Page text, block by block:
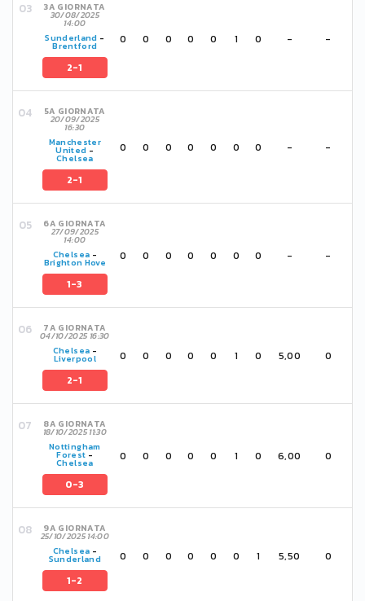
3A GIORNATA
30/08/2025
14:00
Sunderland -
Brentford
2-1
0 0 0 0 0 1 0 - -
5A GIORNATA
20/09/2025
16:30
Manchester
United -
Chelsea
2-1
0 0 0 0 0 0 0 - -
6A GIORNATA
27/09/2025
14:00
Chelsea -
Brighton Hove
1-3
0 0 0 0 0 0 0 - -
7A GIORNATA
04/10/2025 16:30
Chelsea -
Liverpool
2-1
0 0 0 0 0 1 0 5,00 0
8A GIORNATA
18/10/2025 11:30
Nottingham
Forest -
Chelsea
0-3
0 0 0 0 0 1 0 6,00 0
9A GIORNATA
25/10/2025 14:00
Chelsea -
Sunderland
1-2
0 0 0 0 0 0 1 5,50 0